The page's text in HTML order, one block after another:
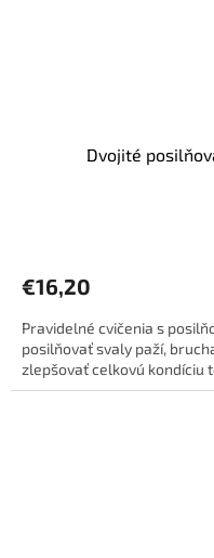
Dvojité
€16,20
Pravidelné cvičenia s
posilňovať svaly paží,
zlepšovať celkovú kondíciu